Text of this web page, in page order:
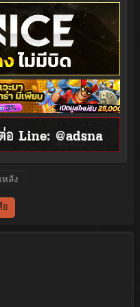
หลัง
ย